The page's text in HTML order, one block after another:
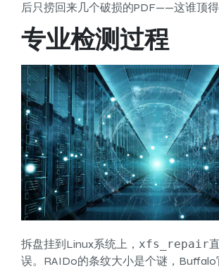
后只捞回来几个破损的PDF——这谁顶得
专业检测过程
拆盘挂到Linux系统上， xfs_repair
误。RAID0的条纹大小是个谜，Buffalo